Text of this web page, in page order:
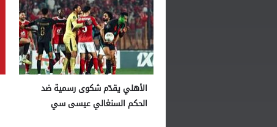
الأهلي يقدّم شكوى رسمية ضد
الحكم السنغالي عيسى سي